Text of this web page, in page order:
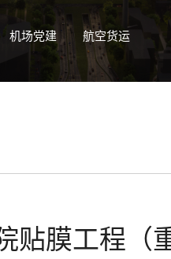
机场党建 航空货运
贴膜工程（